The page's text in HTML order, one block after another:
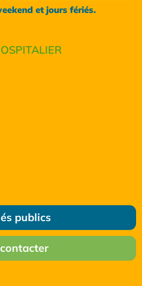
et jours fériés.
publics